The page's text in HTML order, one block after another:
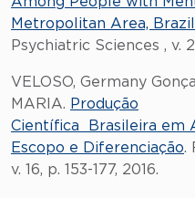
Metropolitan Area, Brazil
Psychiatric Sciences , v.
VELOSO, Germany
MARIA. Produção
Científica Brasileira em
Escopo e Diferenciação.
v. 16, p. 153-177, 2016.